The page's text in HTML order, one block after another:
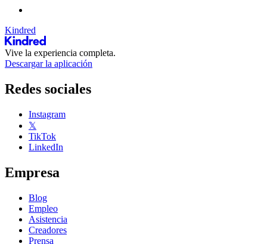
Kindred
Vive la experiencia completa.
Descargar la aplicación
Redes sociales
Instagram
𝕏
TikTok
LinkedIn
Empresa
Blog
Empleo
Asistencia
Creadores
Prensa